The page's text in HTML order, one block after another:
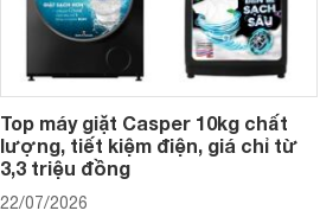
Top máy giặt Casper 10kg chất
lượng, tiết kiệm điện, giá chỉ từ
3,3 triệu đồng
22/07/2026